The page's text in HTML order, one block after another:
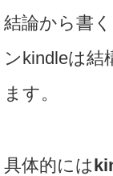
結論から書く
ンkindleは
ます。
具体的には